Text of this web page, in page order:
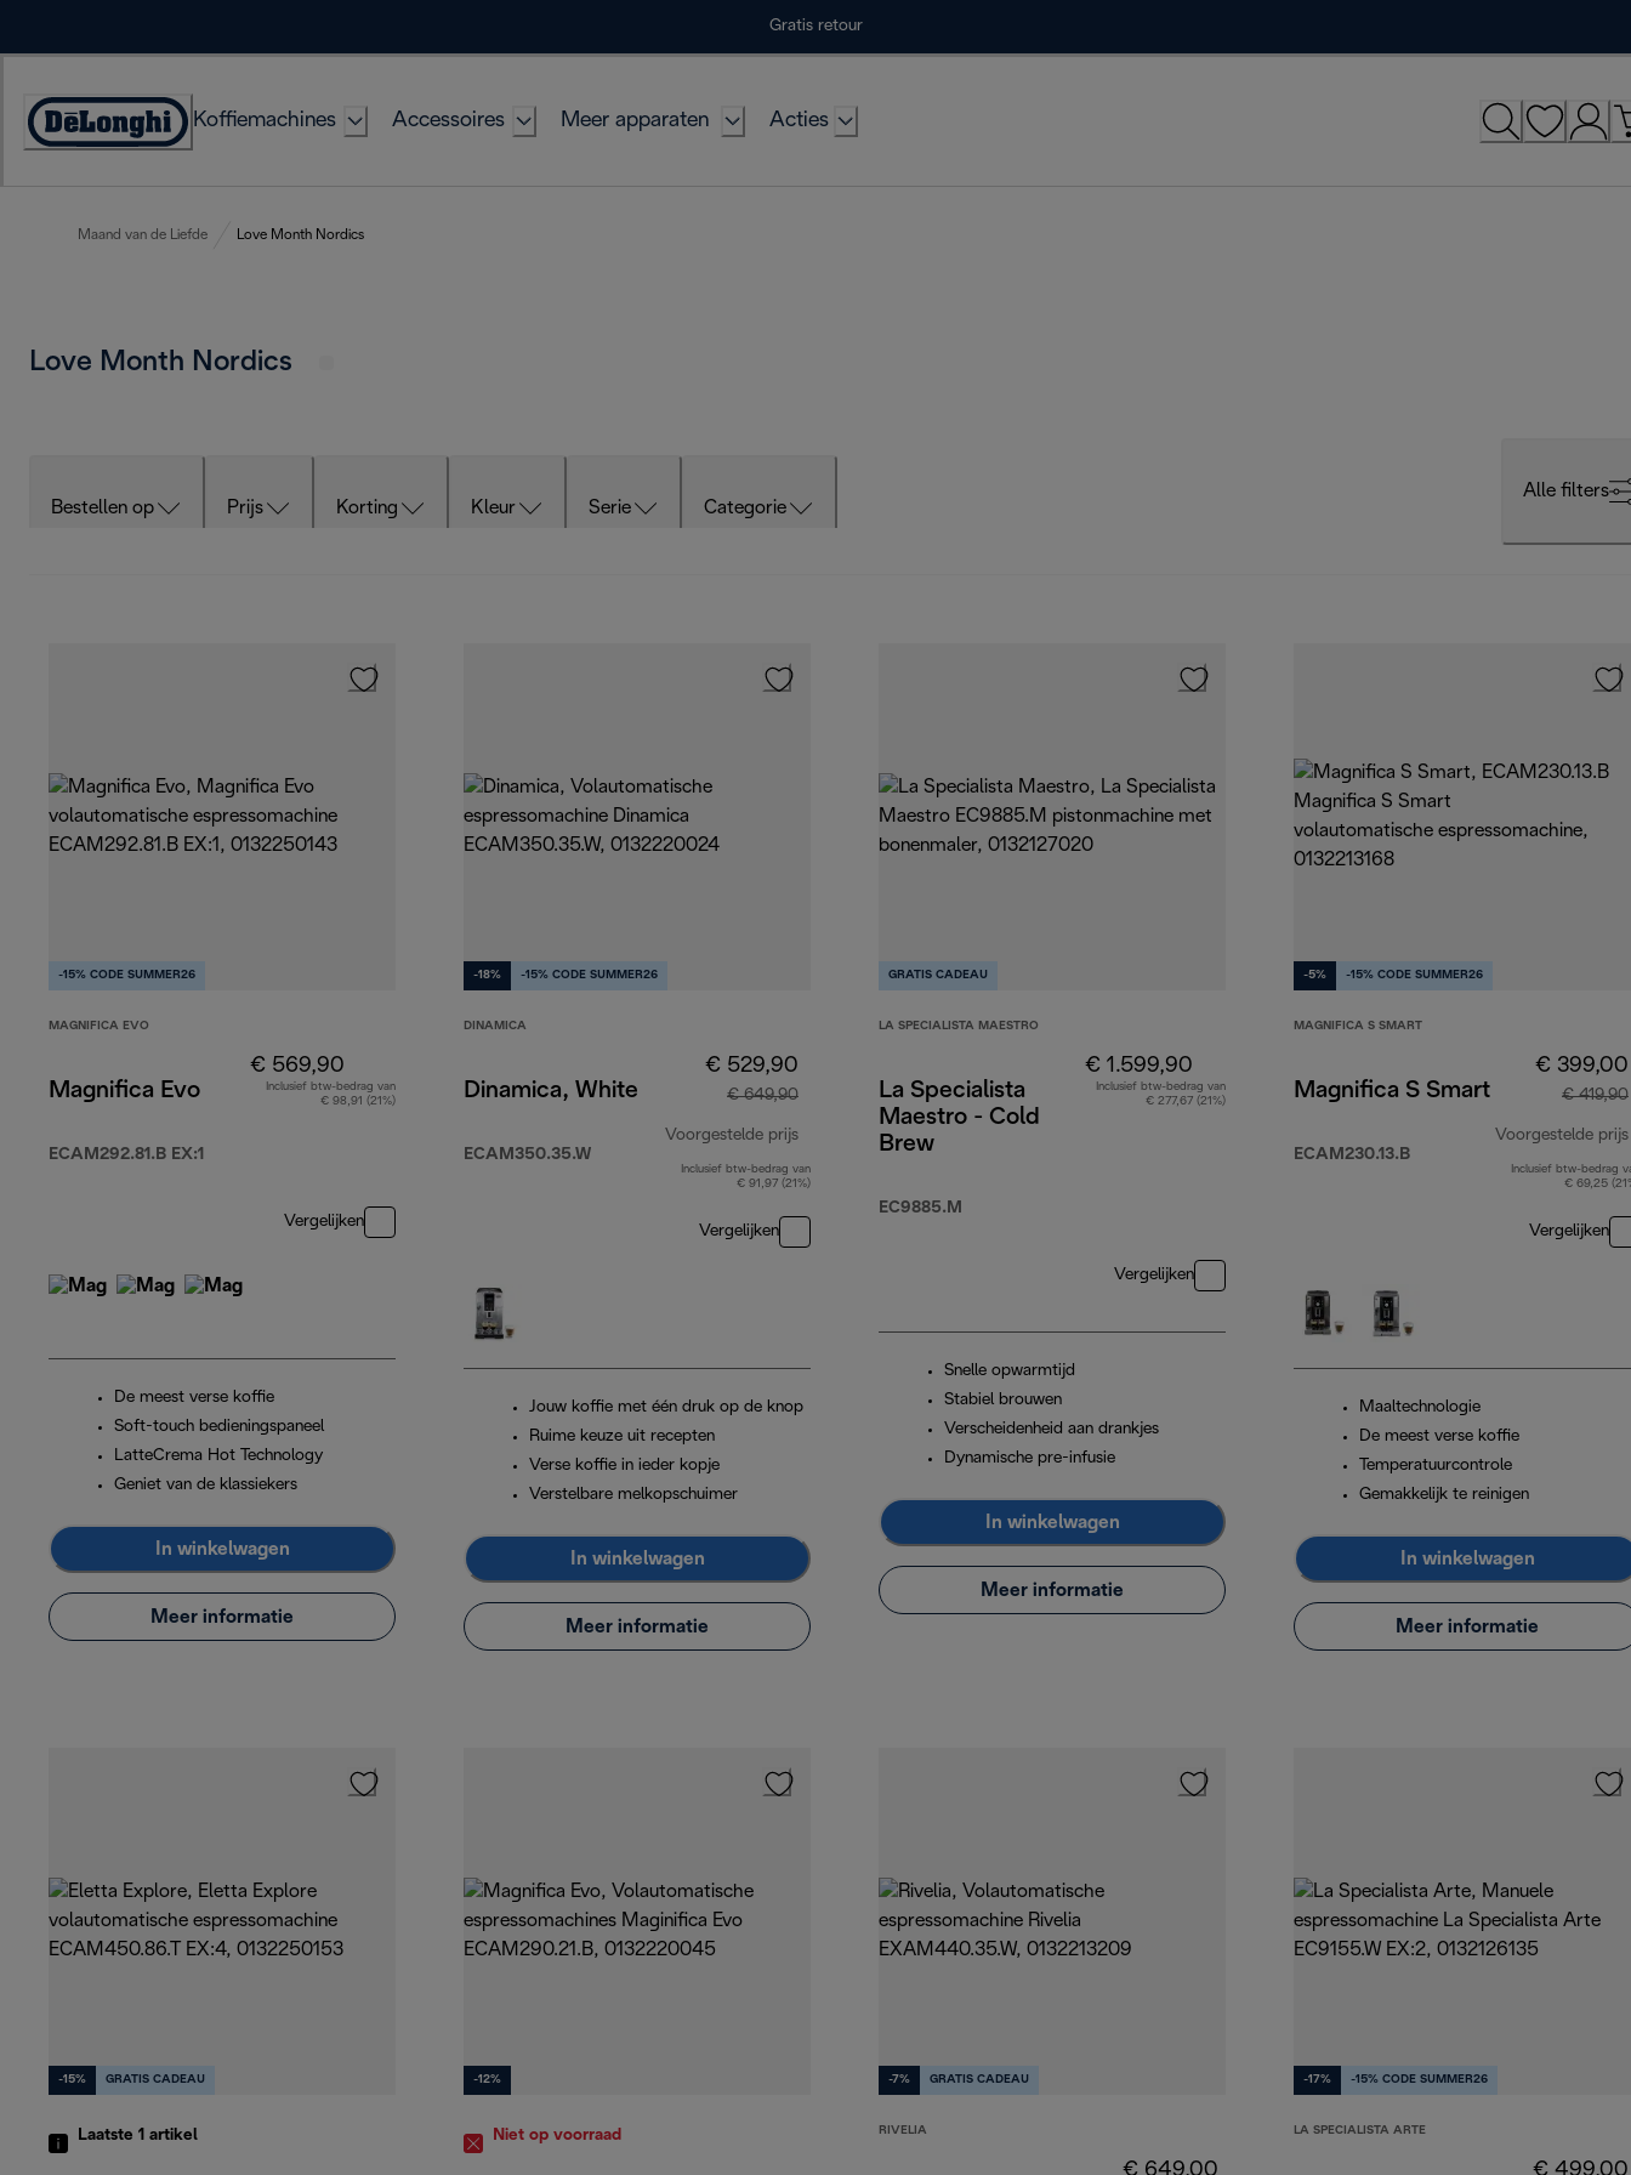
Gratis retour
Accessibility
Koffiemachines Accessoires Meer apparaten Acties
Maand van de Liefde Love Month Nordics
Love Month Nordics
Bestellen op Prijs Korting Kleur Serie Categorie
Alle filters
-15% CODE SUMMER26
MAGNIFICA EVO
Magnifica Evo
ECAM292.81.B EX:1
€ 569,90
Inclusief btw-bedrag van
€ 98,91 (21%)
Vergelijken
De meest verse koffie
Soft-touch bedieningspaneel
LatteCrema Hot Technology
Geniet van de klassiekers
In winkelwagen
Meer informatie
-18% -15% CODE SUMMER26
DINAMICA
Dinamica, White
ECAM350.35.W
€ 529,90
€ 649,90
Voorgestelde prijs
originele prijs € 649,90
Inclusief btw-bedrag van
€ 91,97 (21%)
Vergelijken
Jouw koffie met één druk op de knop
Ruime keuze uit recepten
Verse koffie in ieder kopje
Verstelbare melkopschuimer
In winkelwagen
Meer informatie
GRATIS CADEAU
LA SPECIALISTA MAESTRO
La Specialista
Maestro - Cold
Brew
EC9885.M
€ 1.599,90
Inclusief btw-bedrag van
€ 277,67 (21%)
Vergelijken
Snelle opwarmtijd
Stabiel brouwen
Verscheidenheid aan drankjes
Dynamische pre-infusie
In winkelwagen
Meer informatie
-5% -15% CODE SUMMER26
MAGNIFICA S SMART
Magnifica S Smart
ECAM230.13.B
€ 399,00
€ 419,90
Voorgestelde prijs
Inclusief btw-bedrag
€ 69,25
Vergelijken
Maaltechnologie
De meest verse koffie
Temperatuurcontrole
Gemakkelijk te reinigen
In winkelwagen
Meer informatie
-15% GRATIS CADEAU
Laatste 1 artikel
-12%
Niet op voorraad
-7% GRATIS CADEAU
RIVELIA
-17% -15% CODE SUMMER26
LA SPECIALISTA ARTE